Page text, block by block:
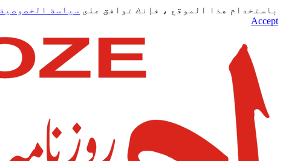
باستخدام هذا الموقع ، فإنك توافق على سياسة الخصوصية
Accept